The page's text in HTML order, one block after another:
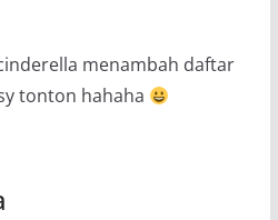
menambah daftar
tonton hahaha